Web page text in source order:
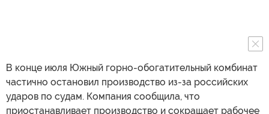
В конце июля Южный горно-обогатительный комбинат
частично остановил производство из-за российских
ударов по судам. Компания сообщила, что
приостанавливает производство и сокращает рабочее